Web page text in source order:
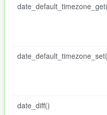
date_diff()